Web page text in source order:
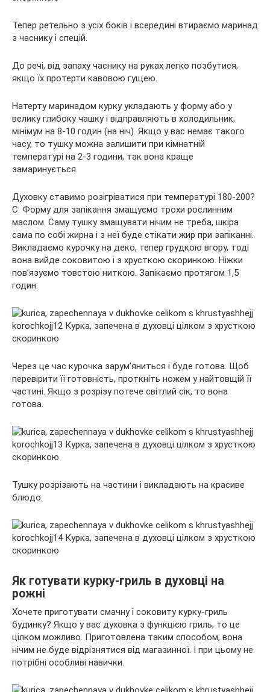
Тепер ретельно з усіх боків і всередині втираємо маринад
з часнику і спецій.
До речі, від запаху часнику на руках легко позбутися,
якщо їх протерти кавовою гущею.
Натерту маринадом курку укладають у форму або у
велику глибоку чашку і відправляють в холодильник,
мінімум на 8-10 годин (на ніч). Якщо у вас немає такого
часу, то тушку можна залишити при кімнатній
температурі на 2-3 години, так вона краще
замаринується.
Духовку ставимо розігріватися при температурі 180-200?
С. Форму для запікання змащуємо трохи рослинним
маслом. Саму тушку змащувати нічим не треба, шкіра
сама по собі жирна і з неї буде стікати жир при запіканні.
Викладаємо курочку на деко, тепер грудкою вгору, тоді
вона вийде соковитою і з хрусткою скоринкою. Ніжки
пов’язуємо товстою ниткою. Запікаємо протягом 1,5
годин.
Через це час курочка зарум’яниться і буде готова. Щоб
перевірити її готовність, проткніть ножем у найтовщій її
частині. Якщо з розрізу потече світлий сік, то вона
готова.
Тушку розрізають на частини і викладають на красиве
блюдо.
Як готувати курку-гриль в духовці на
рожні
Хочете приготувати смачну і соковиту курку-гриль
будинку? Якщо у вас духовка з функцією гриль, то це
цілком можливо. Приготовлена таким способом, вона
нічим не буде відрізнятися від магазинної. І при цьому не
потрібні особливі навички.